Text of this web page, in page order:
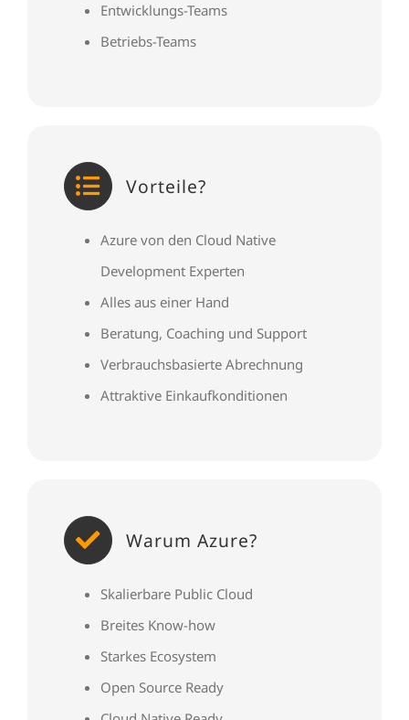
Entwicklungs-Teams
Betriebs-Teams
Vorteile?
Azure von den Cloud Native
Development Experten
Alles aus einer Hand
Beratung, Coaching und Support
Verbrauchsbasierte Abrechnung
Attraktive Einkaufkonditionen
Warum Azure?
Skalierbare Public Cloud
Breites Know-how
Starkes Ecosystem
Open Source Ready